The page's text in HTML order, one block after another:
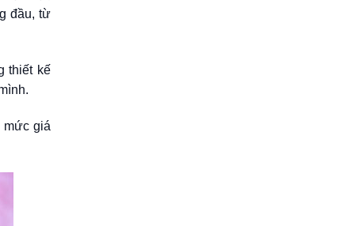
đầu, từ
thiết kế
giá